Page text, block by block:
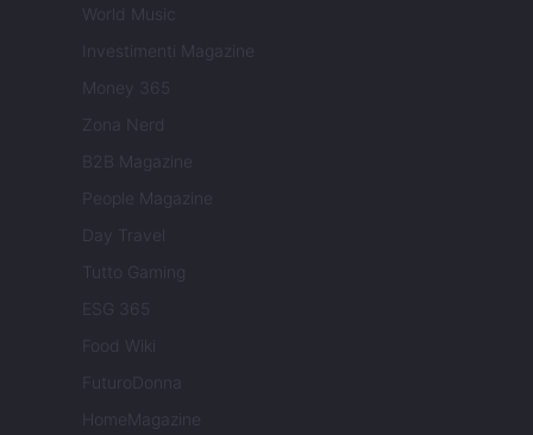
World Music
Investimenti Magazine
Money 365
Zona Nerd
B2B Magazine
People Magazine
Day Travel
Tutto Gaming
ESG 365
Food Wiki
FuturoDonna
HomeMagazine